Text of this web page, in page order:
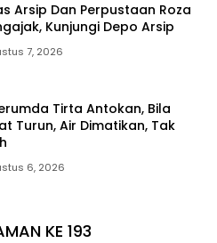
Arsip Dan Perpustaan Roza
Kunjungi Depo Arsip
7, 2026
Tirta Antokan, Bila
Turun, Air Dimatikan, Tak
6, 2026
KE 193